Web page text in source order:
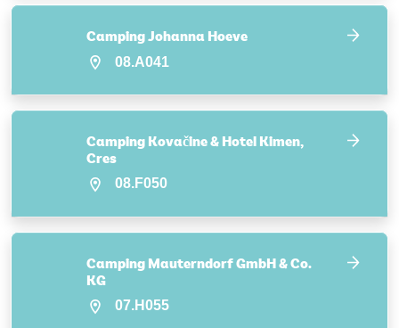
Camping Johanna Hoeve
08.A041
Camping Kovačine & Hotel Kimen,
Cres
08.F050
Camping Mauterndorf GmbH & Co.
KG
07.H055